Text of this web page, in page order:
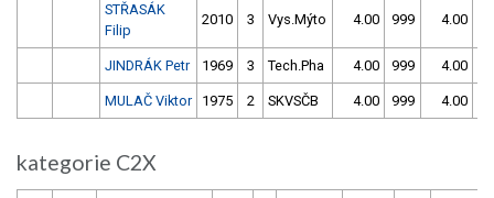
STŘASÁK
Filip
2010 3 Vys.Mýto 4.00 999 4.00
JINDRÁK Petr 1969 3 Tech.Pha 4.00 999 4.00
MULAČ Viktor 1975 2 SKVSČB 4.00 999 4.00
kategorie C2X